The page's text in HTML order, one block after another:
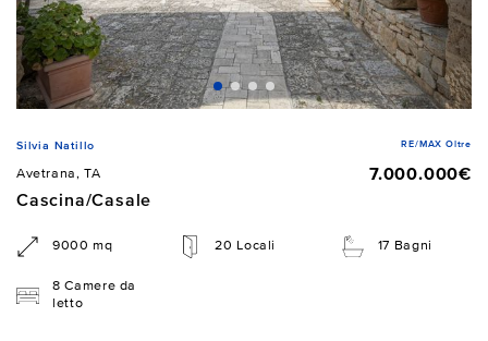
Silvia Natillo RE/MAX Oltre
Avetrana, TA
7.000.000€
Cascina/Casale
9000 mq 20 Locali 17 Bagni
8 Camere da
letto